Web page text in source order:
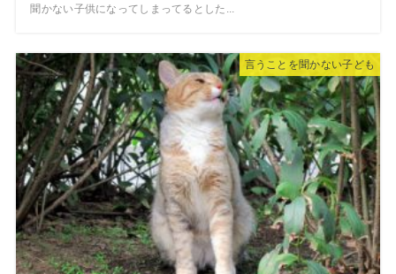
聞かない子供になってしまってるとした...
言うことを聞かない子ども